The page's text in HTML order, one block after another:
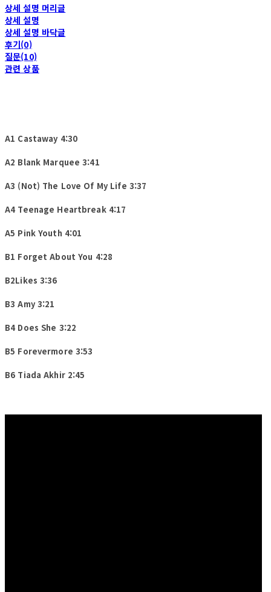
상세 설명 머리글
상세 설명
상세 설명 바닥글
후기(0)
질문(10)
관련 상품
A1 Castaway 4:30
A2 Blank Marquee 3:41
A3 (Not) The Love Of My Life 3:37
A4 Teenage Heartbreak 4:17
A5 Pink Youth 4:01
B1 Forget About You 4:28
B2Likes 3:36
B3 Amy 3:21
B4 Does She 3:22
B5 Forevermore 3:53
B6 Tiada Akhir 2:45